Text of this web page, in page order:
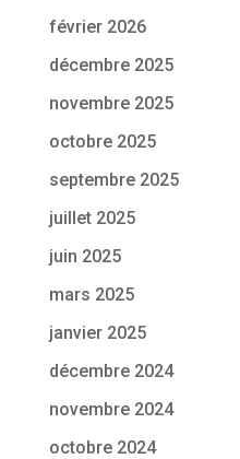
février 2026
décembre 2025
novembre 2025
octobre 2025
septembre 2025
juillet 2025
juin 2025
mars 2025
janvier 2025
décembre 2024
novembre 2024
octobre 2024